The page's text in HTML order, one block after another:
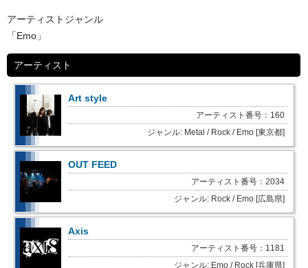
アーティストジャンル
「Emo」
アーティスト
Art style
アーティスト番号：160
ジャンル: Metal / Rock / Emo [東京都]
OUT FEED
アーティスト番号：2034
ジャンル: Rock / Emo [広島県]
Axis
アーティスト番号：1181
ジャンル: Emo / Rock [兵庫県]